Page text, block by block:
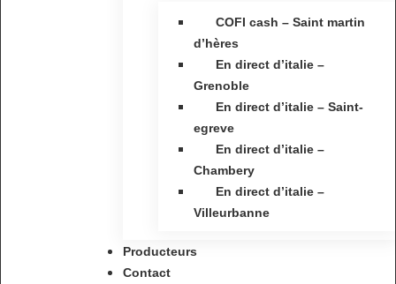
COFI cash – Saint martin
d’hères
En direct d’italie –
Grenoble
En direct d’italie – Saint-
egreve
En direct d’italie –
Chambery
En direct d’italie –
Villeurbanne
Producteurs
Contact